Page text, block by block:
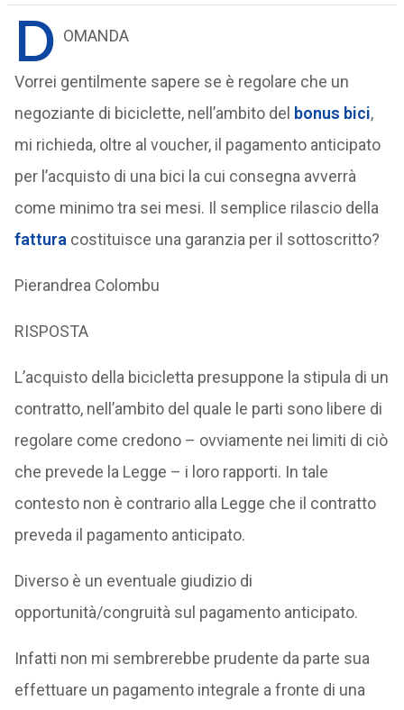
D OMANDA
Vorrei gentilmente sapere se è regolare che un
negoziante di biciclette, nell’ambito del bonus bici,
mi richieda, oltre al voucher, il pagamento anticipato
per l’acquisto di una bici la cui consegna avverrà
come minimo tra sei mesi. Il semplice rilascio della
fattura costituisce una garanzia per il sottoscritto?
Pierandrea Colombu
RISPOSTA
L’acquisto della bicicletta presuppone la stipula di un
contratto, nell’ambito del quale le parti sono libere di
regolare come credono – ovviamente nei limiti di ciò
che prevede la Legge – i loro rapporti. In tale
contesto non è contrario alla Legge che il contratto
preveda il pagamento anticipato.
Diverso è un eventuale giudizio di
opportunità/congruità sul pagamento anticipato.
Infatti non mi sembrerebbe prudente da parte sua
effettuare un pagamento integrale a fronte di una